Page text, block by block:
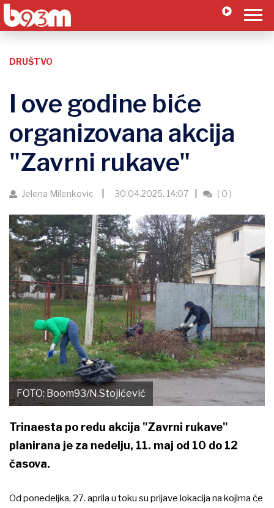
DRUŠTVO
I ove godine biće
organizovana akcija
"Zavrni rukave"
Jelena Milenkovic 30.04.2025. 14:07 ( 0 )
FOTO: Boom93/N.Stojićević
Trinaesta po redu akcija "Zavrni rukave"
planirana je za nedelju, 11. maj od 10 do 12
časova.
Od ponedeljka, 27. aprila u toku su prijave lokacija na kojima će